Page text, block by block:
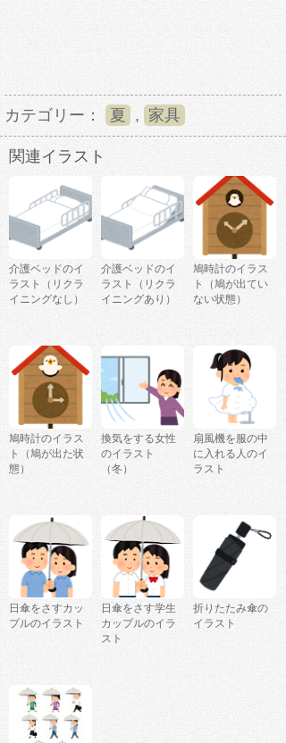
カテゴリー： 夏 , 家具
関連イラスト
介護ベッドのイ
ラスト（リクラ
イニングなし）
介護ベッドのイ
ラスト（リクラ
イニングあり）
鳩時計のイラス
ト（鳩が出てい
ない状態）
鳩時計のイラス
ト（鳩が出た状
態）
換気をする女性
のイラスト
（冬）
扇風機を服の中
に入れる人のイ
ラスト
日傘をさすカッ
プルのイラスト
日傘をさす学生
カップルのイラ
スト
折りたたみ傘の
イラスト